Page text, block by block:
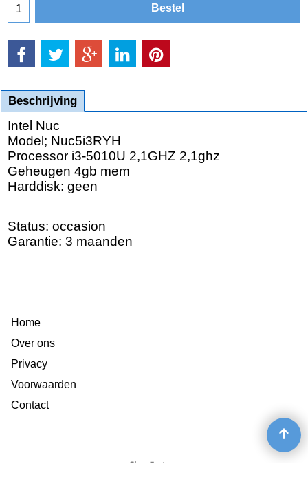
Bestel
Beschrijving
Intel Nuc
Model; Nuc5i3RYH
Processor i3-5010U 2,1GHZ 2,1ghz
Geheugen 4gb mem
Harddisk: geen
Status: occasion
Garantie: 3 maanden
Home
Over ons
Privacy
Voorwaarden
Contact
Webwinkel gemaakt met